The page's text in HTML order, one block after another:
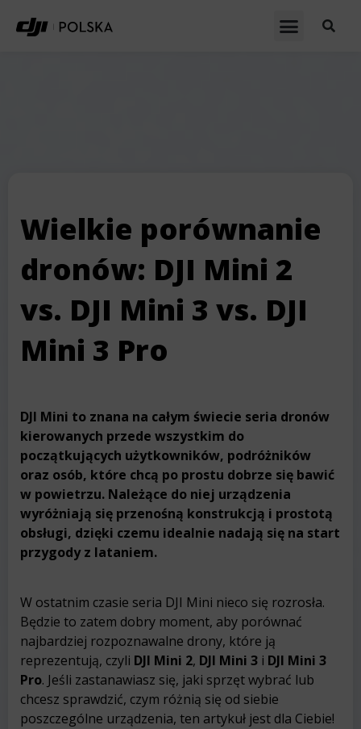
Wielkie porównanie
dronów: DJI Mini 2
vs. DJI Mini 3 vs. DJI
Mini 3 Pro
DJI Mini to znana na całym świecie seria dronów
kierowanych przede wszystkim do
początkujących użytkowników, podróżników
oraz osób, które chcą po prostu dobrze się bawić
w powietrzu. Należące do niej urządzenia
wyróżniają się przenośną konstrukcją i prostotą
obsługi, dzięki czemu idealnie nadają się na start
przygody z lataniem.
W ostatnim czasie seria DJI Mini nieco się rozrosła.
Będzie to zatem dobry moment, aby porównać
najbardziej rozpoznawalne drony, które ją
reprezentują, czyli DJI Mini 2, DJI Mini 3 i DJI Mini 3
Pro. Jeśli zastanawiasz się, jaki sprzęt wybrać lub
chcesz sprawdzić, czym różnią się od siebie
poszczególne urządzenia, ten artykuł jest dla Ciebie!